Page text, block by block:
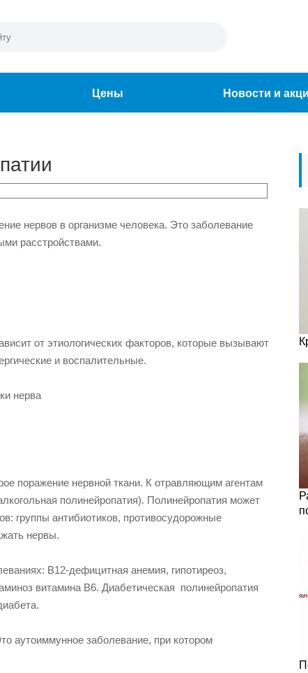
Цены Новости и
нервов в организме человека. Это заболевание
расстройствами.
от этиологических факторов, которые вызывают
и воспалительные.
поражение нервной ткани. К отравляющим агентам
полинейропатия). Полинейропатия может
группы антибиотиков, противосудорожные
нервы.
В12-дефицитная анемия, гипотиреоз,
витамина В6. Диабетическая полинейропатия
аутоиммунное заболевание, при котором